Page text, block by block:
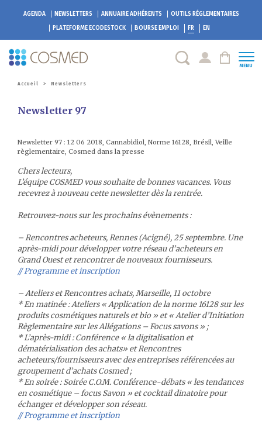
AGENDA NEWSLETTERS ANNUAIRE ADHÉRENTS
OUTILS RÉGLEMENTAIRES
PLATEFORME ECODESTOCK BOURSE EMPLOI FR EN
MENU
Accueil > Newsletters
Newsletter 97
Newsletter 97 : 12 06 2018, Cannabidiol, Norme 16128, Brésil, Veille
règlementaire, Cosmed dans la presse
Chers lecteurs,
L’équipe COSMED vous souhaite de bonnes vacances. Vous
recevrez à nouveau cette newsletter dès la rentrée.
Retrouvez-nous sur les prochains évènements :
– Rencontres acheteurs, Rennes (Acigné), 25 septembre. Une
après-midi pour développer votre réseau d’acheteurs en
Grand Ouest et rencontrer de nouveaux fournisseurs.
// Programme et inscription
– Ateliers et Rencontres achats, Marseille, 11 octobre
* En matinée : Ateliers « Application de la norme 16128 sur les
produits cosmétiques naturels et bio » et « Atelier d’Initiation
Règlementaire sur les Allégations – Focus savons » ;
* L’après-midi : Conférence « la digitalisation et
dématérialisation des achats» et Rencontres
acheteurs/fournisseurs avec des entreprises référencées au
groupement d’achats Cosmed ;
* En soirée : Soirée C.O.M. Conférence-débats « les tendances
en cosmétique – focus Savon » et cocktail dinatoire pour
échanger et développer son réseau.
// Programme et inscription